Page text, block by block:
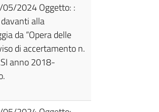
05/2024 Oggetto: :
alla
da “Opera delle
di accertamento n.
anno 2018-